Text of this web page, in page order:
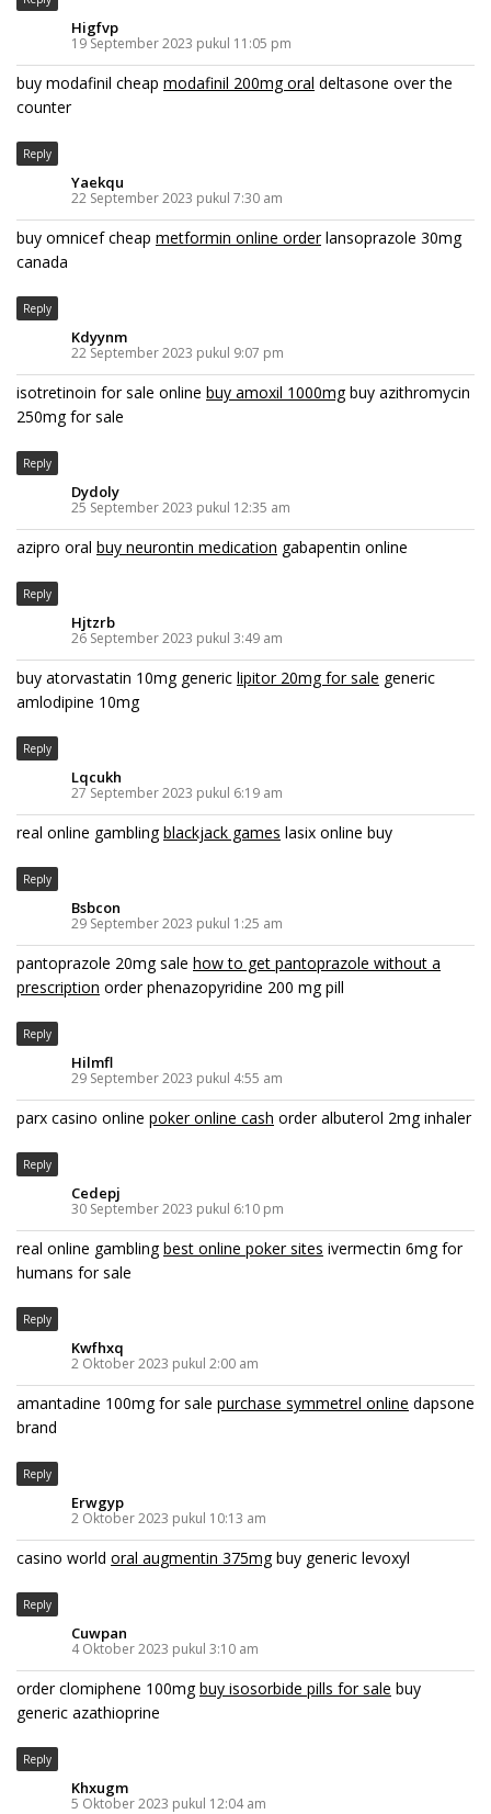
Higfvp
19 September 2023 pukul 11:05 pm
buy modafinil cheap modafinil 200mg oral deltasone over the
counter
Reply
Yaekqu
22 September 2023 pukul 7:30 am
buy omnicef cheap metformin online orderlansoprazole 30mg
canada
Reply
Kdyynm
22 September 2023 pukul 9:07 pm
isotretinoin for sale online buy amoxil 1000mgbuy azithromycin
250mg for sale
Reply
Dydoly
25 September 2023 pukul 12:35 am
azipro oral buy neurontin medication gabapentin online
Reply
Hjtzrb
26 September 2023 pukul 3:49 am
buy atorvastatin 10mg generic lipitor 20mg for sale generic
amlodipine 10mg
Reply
Lqcukh
27 September 2023 pukul 6:19 am
real online gamblingblackjack games lasix online buy
Reply
Bsbcon
29 September 2023 pukul 1:25 am
pantoprazole 20mg sale how to get pantoprazole without a
prescription order phenazopyridine 200 mg pill
Reply
Hilmfl
29 September 2023 pukul 4:55 am
parx casino online poker online cash order albuterol 2mg inhaler
Reply
Cedepj
30 September 2023 pukul 6:10 pm
real online gamblingbest online poker sites ivermectin 6mg for
humans for sale
Reply
Kwfhxq
2 Oktober 2023 pukul 2:00 am
amantadine 100mg for sale purchase symmetrel online dapsone
brand
Reply
Erwgyp
2 Oktober 2023 pukul 10:13 am
casino world oral augmentin 375mgbuy generic levoxyl
Reply
Cuwpan
4 Oktober 2023 pukul 3:10 am
order clomiphene 100mgbuy isosorbide pills for sale buy
generic azathioprine
Reply
Khxugm
5 Oktober 2023 pukul 12:04 am